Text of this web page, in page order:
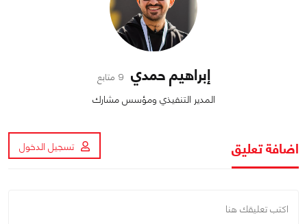
إبراهيم حمدي 9 متابع
المدير التنفيذي ومؤسس مشارك
اضافة تعليق تسجيل الدخول